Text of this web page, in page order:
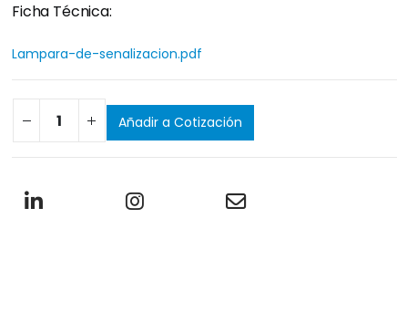
Ficha Técnica:
Lampara-de-senalizacion.pdf
Añadir a Cotización